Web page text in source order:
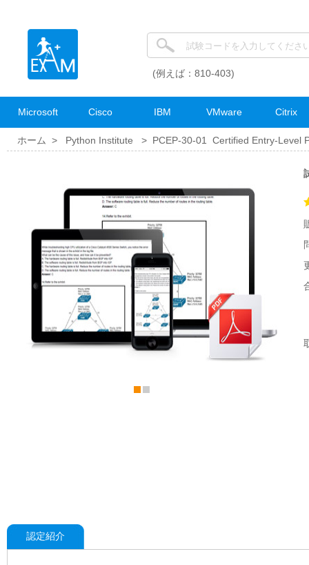
(例えば：810-403)
Microsoft Cisco IBM VMware Citrix
ホーム > Python Institute > PCEP-30-01 Certified Entry-Level
認定紹介